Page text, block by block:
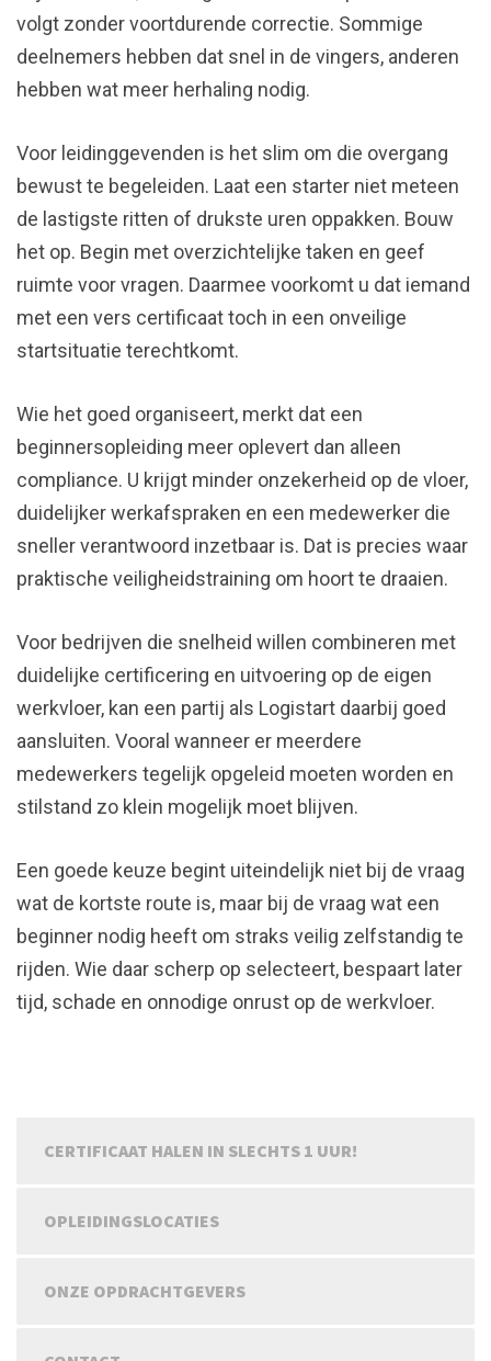
volgt zonder voortdurende correctie. Sommige
deelnemers hebben dat snel in de vingers, anderen
hebben wat meer herhaling nodig.
Voor leidinggevenden is het slim om die overgang
bewust te begeleiden. Laat een starter niet meteen
de lastigste ritten of drukste uren oppakken. Bouw
het op. Begin met overzichtelijke taken en geef
ruimte voor vragen. Daarmee voorkomt u dat iemand
met een vers certificaat toch in een onveilige
startsituatie terechtkomt.
Wie het goed organiseert, merkt dat een
beginnersopleiding meer oplevert dan alleen
compliance. U krijgt minder onzekerheid op de vloer,
duidelijker werkafspraken en een medewerker die
sneller verantwoord inzetbaar is. Dat is precies waar
praktische veiligheidstraining om hoort te draaien.
Voor bedrijven die snelheid willen combineren met
duidelijke certificering en uitvoering op de eigen
werkvloer, kan een partij als Logistart daarbij goed
aansluiten. Vooral wanneer er meerdere
medewerkers tegelijk opgeleid moeten worden en
stilstand zo klein mogelijk moet blijven.
Een goede keuze begint uiteindelijk niet bij de vraag
wat de kortste route is, maar bij de vraag wat een
beginner nodig heeft om straks veilig zelfstandig te
rijden. Wie daar scherp op selecteert, bespaart later
tijd, schade en onnodige onrust op de werkvloer.
CERTIFICAAT HALEN IN SLECHTS 1 UUR!
OPLEIDINGSLOCATIES
ONZE OPDRACHTGEVERS